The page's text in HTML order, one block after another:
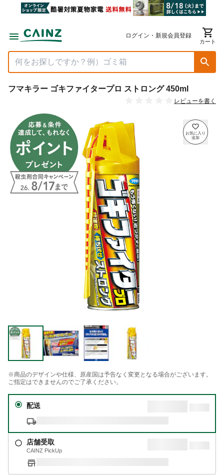
ログイン・新規会員登録
カート
フマキラー ゴキファイタープロ ストロング 450ml
レビューを書く
※商品のデザインや仕様、原産国は予告なく変更となる場合がございます。
ご指定はできませんのでご了承ください。
配送
店舗受取
CAINZ PickUp